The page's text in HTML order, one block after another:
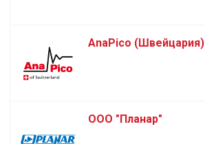
AnaPico (Швейцария)
ООО "Планар"